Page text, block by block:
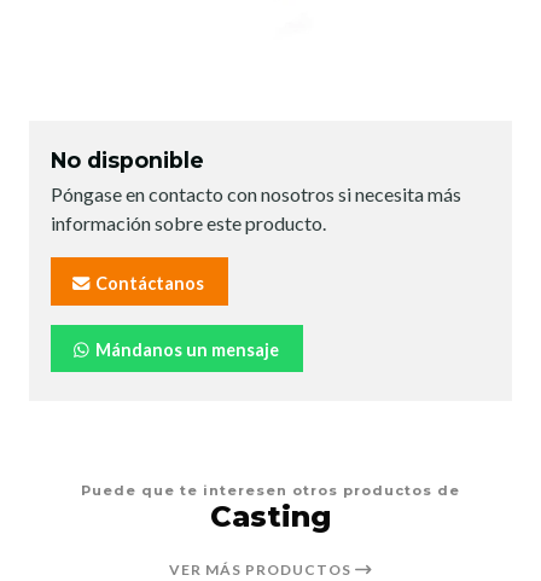
No disponible
Póngase en contacto con nosotros si necesita más
información sobre este producto.
Contáctanos
Mándanos un mensaje
Puede que te interesen otros productos de
Casting
VER MÁS PRODUCTOS